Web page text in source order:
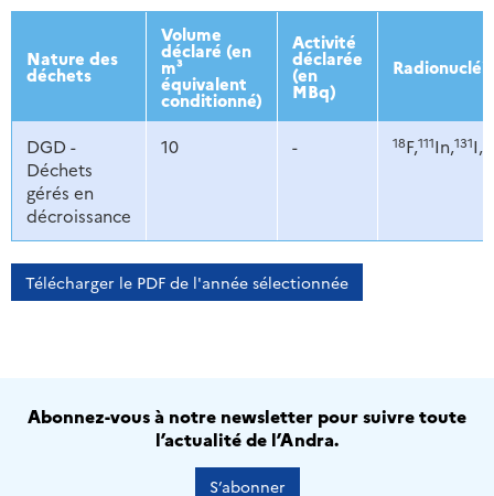
2013 2014 2015 2016
Nature des
déchets
Volume
déclaré (en
m³
équivalent
conditionné)
Activité
déclarée
(en
MBq)
DGD -
Déchets
gérés en
décroissance
10 - 18F,111In,131I,
Télécharger le PDF de l'année sélectionnée
Abonnez-vous à notre newsletter pour suivre toute
l’actualité de l’Andra.
S’abonner